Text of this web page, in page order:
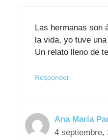
Las hermanas son
la vida, yo tuve
Un relato lleno de
Responder
Ana María
4 septiembre,